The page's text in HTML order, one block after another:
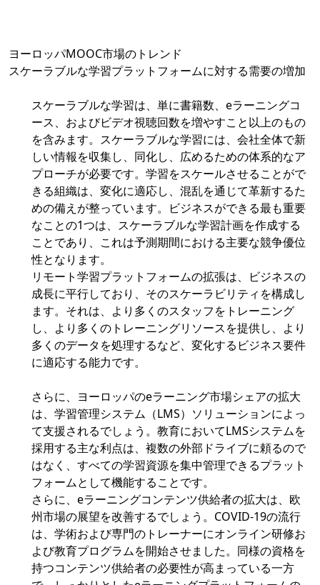
ヨーロッパMOOC市場のトレンド
スケーラブルな学習プラットフォームに対する需要の増加
スケーラブルな学習は、単に書籍数、eラーニングコ
ース、およびビデオ視聴回数を増やすこと以上のもの
を含みます。スケーラブルな学習には、会社全体で新
しい情報を収集し、同化し、広めるための体系的なア
プローチが必要です。学習をスケールさせることがで
きる組織は、変化に適応し、混乱を通じて革新するた
めの備えが整っています。ビジネスができる最も重要
なことの1つは、スケーラブルな学習計画を作成する
ことであり、これは予測期間における主要な競争優位
性となります。
リモート学習プラットフォームの拡張は、ビジネスの
成長に平行しており、そのスケーラビリティを構成し
ます。それは、より多くのスタッフをトレーニング
し、より多くのトレーニングリソースを提供し、より
多くのデータを処理するなど、変化するビジネス要件
に適応する能力です。
さらに、ヨーロッパのeラーニング市場シェアの拡大
は、学習管理システム（LMS）ソリューションによっ
て支援されるでしょう。教育においてLMSシステムを
採用する主な利点は、複数の外部ドライブに頼るので
はなく、すべての学習資源を集中管理できるプラット
フォームとして機能することです。
さらに、eラーニングコンテンツ供給者の拡大は、欧
州市場の展望を改善するでしょう。COVID-19の流行
は、学術および専門のトレーナーにオンライン研修お
よび教育プログラムを開始させました。同様の資格を
持つコンテンツ供給者の必要性が高まっている一方